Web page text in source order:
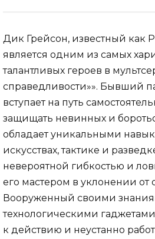
Дик Грейсон, известный как
является одним из самых
талантливых героев в
справедливости»». Бывший
вступает на путь
защищать невинных и
обладает уникальными
искусствах, тактике и
невероятной гибкостью и
его мастером в уклонении от
Вооруженный своими
технологическими
к действию и неустанно